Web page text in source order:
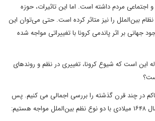
مردم داشته است. اما این تاثیرات، حوزه
بین‌الملل را نیز متاثر کرده است. حتی می‌توان این
جهانی بر اثر پاندمی کرونا با تغییراتی مواجه شده
این است که شیوع کرونا، تغییری در نظم و روندهای
در چند قرن گذشته را بررسی اجمالی می کنیم. پس